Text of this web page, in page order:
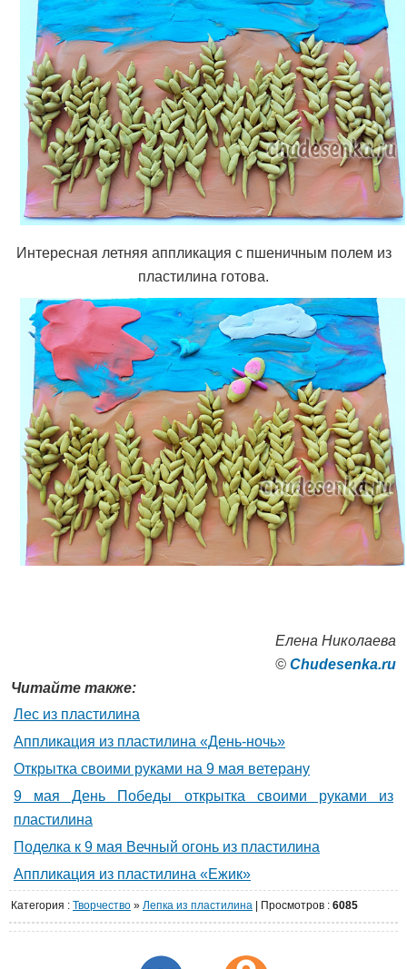
Интересная летняя аппликация с пшеничным полем из
пластилина готова.
Елена Николаева
© Сhudesenka.ru
Читайте также:
Лес из пластилина
Аппликация из пластилина «День-ночь»
Открытка своими руками на 9 мая ветерану
9 мая День Победы открытка своими руками из
пластилина
Поделка к 9 мая Вечный огонь из пластилина
Аппликация из пластилина «Ежик»
Категория : Творчество » Лепка из пластилина Просмотров : 6085